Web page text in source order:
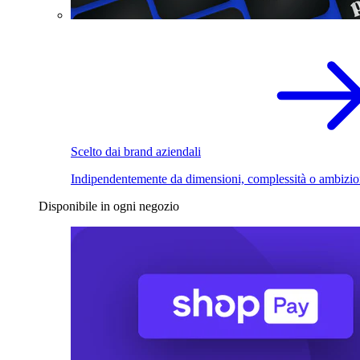
Scelto dai brand aziendali
Indipendentemente da dimensioni, complessità o
Disponibile in ogni negozio